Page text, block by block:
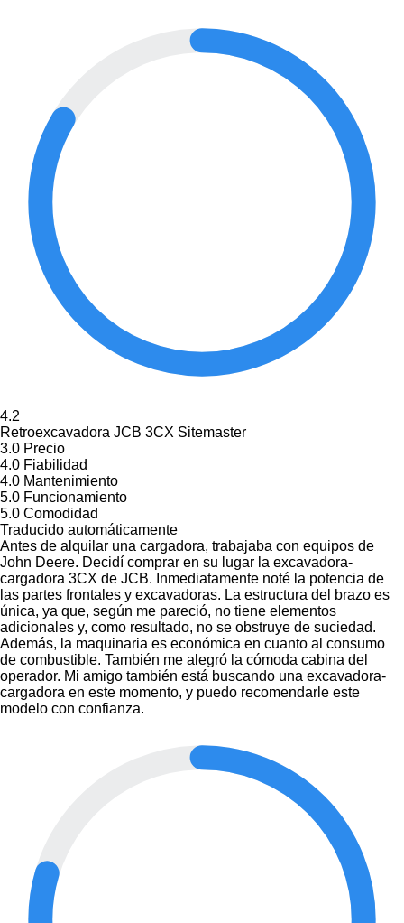
4.2
Retroexcavadora JCB 3CX Sitemaster
3.0 Precio
4.0 Fiabilidad
4.0 Mantenimiento
5.0 Funcionamiento
5.0 Comodidad
Traducido automáticamente
Antes de alquilar una cargadora, trabajaba con equipos de
John Deere. Decidí comprar en su lugar la excavadora-
cargadora 3CX de JCB. Inmediatamente noté la potencia de
las partes frontales y excavadoras. La estructura del brazo es
única, ya que, según me pareció, no tiene elementos
adicionales y, como resultado, no se obstruye de suciedad.
Además, la maquinaria es económica en cuanto al consumo
de combustible. También me alegró la cómoda cabina del
operador. Mi amigo también está buscando una excavadora-
cargadora en este momento, y puedo recomendarle este
modelo con confianza.